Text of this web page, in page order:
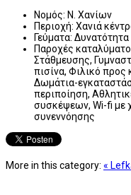
Νομός: Ν. Χανίων
Περιοχή: Χανιά
Γεύματα:
Παροχές
Στάθμευσης,
πισίνα, Φιλικό προς
Δωμάτια-
περιποίηση,
συσκέψεων, Wi-fi με
συνεννόησης
More in this category: «